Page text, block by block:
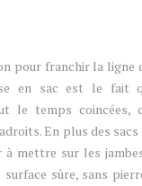
pour franchir la ligne
en sac est le fait
le temps coincées,
En plus des
à mettre sur les
surface sûre, sans